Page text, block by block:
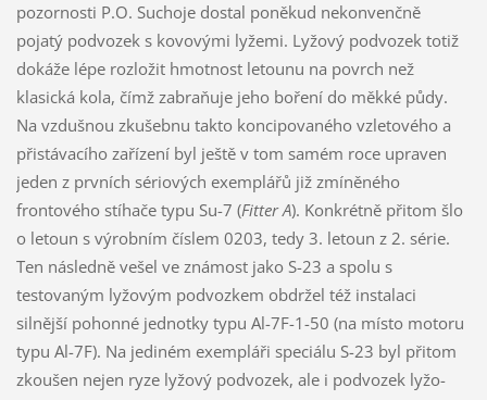
pozornosti P.O. Suchoje dostal poněkud nekonvenčně
pojatý podvozek s kovovými lyžemi. Lyžový podvozek totiž
dokáže lépe rozložit hmotnost letounu na povrch než
klasická kola, čímž zabraňuje jeho boření do měkké půdy.
Na vzdušnou zkušebnu takto koncipovaného vzletového a
přistávacího zařízení byl ještě v tom samém roce upraven
jeden z prvních sériových exemplářů již zmíněného
frontového stíhače typu Su-7 (Fitter A). Konkrétně přitom šlo
o letoun s výrobním číslem 0203, tedy 3. letoun z 2. série.
Ten následně vešel ve známost jako S-23 a spolu s
testovaným lyžovým podvozkem obdržel též instalaci
silnější pohonné jednotky typu Al-7F-1-50 (na místo motoru
typu Al-7F). Na jediném exempláři speciálu S-23 byl přitom
zkoušen nejen ryze lyžový podvozek, ale i podvozek lyžo-